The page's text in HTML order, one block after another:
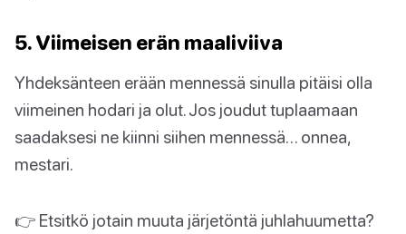
5. Viimeisen erän maaliviiva
Yhdeksänteen erään mennessä sinulla pitäisi olla
viimeinen hodari ja olut. Jos joudut tuplaamaan
saadaksesi ne kiinni siihen mennessä… onnea,
mestari.
👉 Etsitkö jotain muuta järjetöntä juhlahuumetta?